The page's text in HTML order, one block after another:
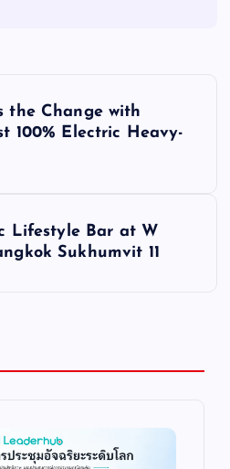
the Change with
100% Electric Heavy-
Lifestyle Bar at W
Sukhumvit 11